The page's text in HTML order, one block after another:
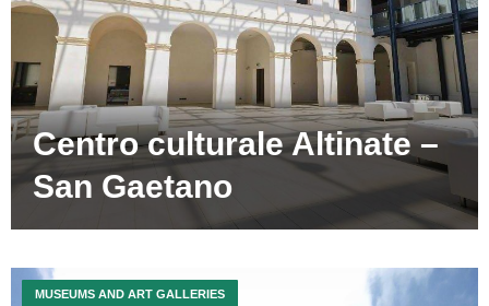
Centro culturale Altinate –
San Gaetano
MUSEUMS AND ART GALLERIES